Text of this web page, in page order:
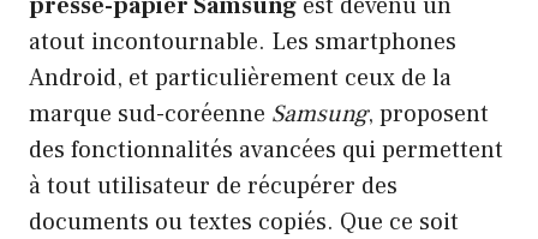
atout incontournable. Les smartphones
Android, et particulièrement ceux de la
marque sud-coréenne Samsung, proposent
des fonctionnalités avancées qui permettent
à tout utilisateur de récupérer des
documents ou textes copiés. Que ce soit